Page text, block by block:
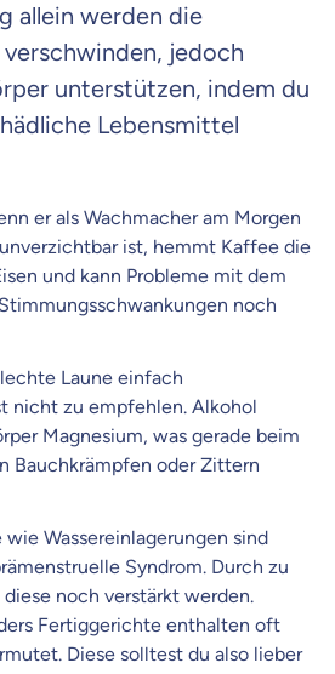
allein werden die
jedoch
unterstützen, indem du
Lebensmittel
er als Wachmacher am Morgen
ist, hemmt Kaffee die
und kann Probleme mit dem
noch
Laune einfach
nicht zu empfehlen. Alkohol
Magnesium, was gerade beim
Bauchkrämpfen oder Zittern
wie Wassereinlagerungen sind
Syndrom. Durch zu
noch verstärkt werden.
Fertiggerichte enthalten oft
Diese solltest du also lieber